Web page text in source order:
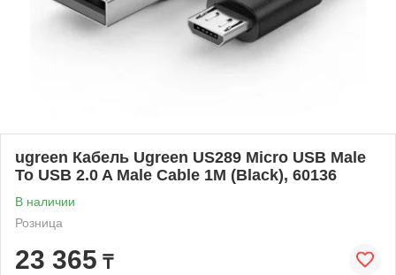
ugreen Кабель Ugreen US289 Micro USB Male
To USB 2.0 A Male Cable 1M (Black), 60136
В наличии
Розница
23 365 ₸